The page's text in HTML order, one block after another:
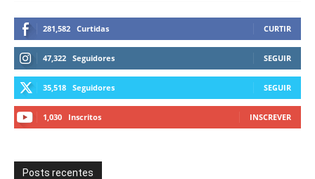
281,582 Curtidas CURTIR
47,322 Seguidores SEGUIR
35,518 Seguidores SEGUIR
1,030 Inscritos INSCREVER
Posts recentes